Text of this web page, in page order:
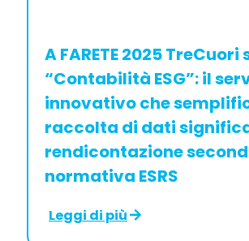
A FARETE 2025 TreCuori
“Contabilità ESG”: il
innovativo che
raccolta di dati
rendicontazione
normativa ESRS
Leggi di più